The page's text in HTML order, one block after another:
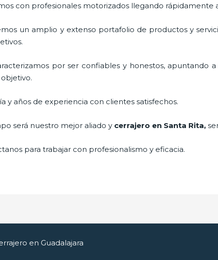
con profesionales motorizados llegando rápidamente
un amplio y extenso portafolio de productos y
por ser confiables y honestos, apuntando
objetivo.
y años de experiencia con clientes satisfechos.
será nuestro mejor aliado y cerrajero en Santa Rita,
para trabajar con profesionalismo y eficacia.
en Guadalajara